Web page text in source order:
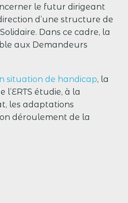
le futur dirigeant
d’une structure de
Dans ce cadre, la
aux Demandeurs
situation de handicap, la
étudie, à la
les adaptations
déroulement de la